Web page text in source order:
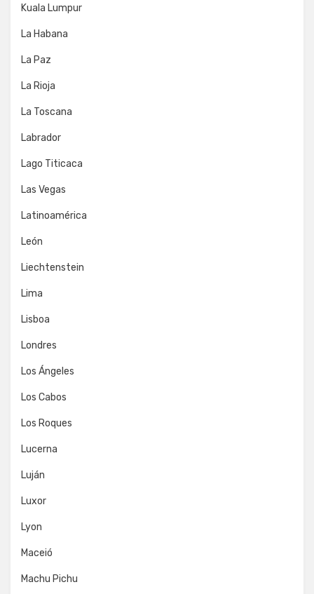
Kuala Lumpur
La Habana
La Paz
La Rioja
La Toscana
Labrador
Lago Titicaca
Las Vegas
Latinoamérica
León
Liechtenstein
Lima
Lisboa
Londres
Los Ángeles
Los Cabos
Los Roques
Lucerna
Luján
Luxor
Lyon
Maceió
Machu Pichu